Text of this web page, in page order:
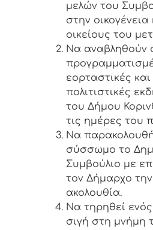
μελών του
στην οικογένεια
οικείους του
Να αναβληθούν
εορταστικές και
πολιτιστικές
του Δήμου
τις ημέρες του
Να
σύσσωμο το
Συμβούλιο με
τον Δήμαρχο την
ακολουθία.
Να τηρηθεί
σιγή στη μνήμη